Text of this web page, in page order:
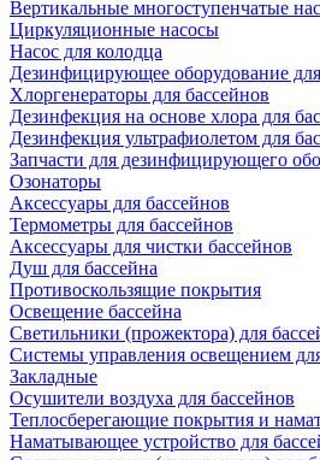
Вертикальные многоступенчатые
Циркуляционные насосы
Насос для колодца
Дезинфицирующее оборудование
Хлоргенераторы для бассейнов
Дезинфекция на основе хлора для
Дезинфекция ультрафиолетом для
Запчасти для дезинфицирующего
Озонаторы
Аксессуары для бассейнов
Термометры для бассейнов
Аксессуары для чистки бассейнов
Душ для бассейна
Противоскользящие покрытия
Освещение бассейна
Светильники (прожектора) для
Системы управления освещением
Закладные
Осушители воздуха для бассейнов
Теплосберегающие покрытия и
Наматывающее устройство для